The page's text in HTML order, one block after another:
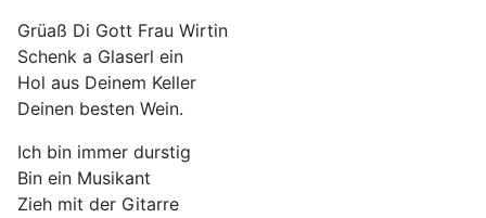
Grüaß Di Gott Frau Wirtin
Schenk a Glaserl ein
Hol aus Deinem Keller
Deinen besten Wein.
Ich bin immer durstig
Bin ein Musikant
Zieh mit der Gitarre